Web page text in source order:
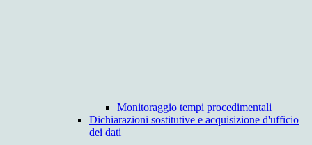
Monitoraggio tempi procedimentali
Dichiarazioni sostitutive e acquisizione d'ufficio
dei dati